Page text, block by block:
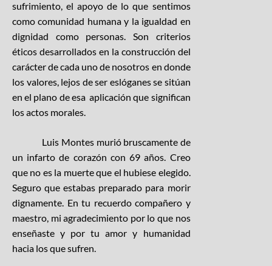
sufrimiento, el apoyo de lo que sentimos
como comunidad humana y la igualdad en
dignidad como personas. Son criterios
éticos desarrollados en la construcción del
carácter de cada uno de nosotros en donde
los valores, lejos de ser eslóganes se sitúan
en el plano de esa aplicación que significan
los actos morales.
Luis Montes murió bruscamente de
un infarto de corazón con 69 años. Creo
que no es la muerte que el hubiese elegido.
Seguro que estabas preparado para morir
dignamente. En tu recuerdo compañero y
maestro, mi agradecimiento por lo que nos
enseñaste y por tu amor y humanidad
hacia los que sufren.